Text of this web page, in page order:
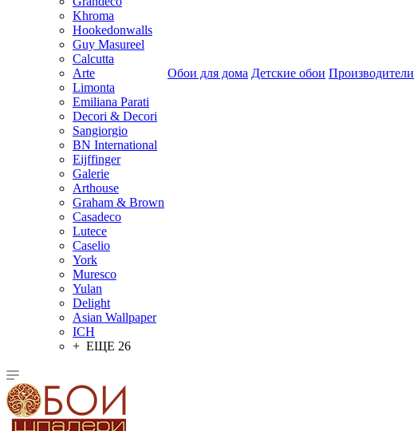
Khroma
Hookedonwalls
Guy Masureel
Calcutta
Arte
Limonta
Emiliana Parati
Decori & Decori
Sangiorgio
BN International
Eijffinger
Galerie
Arthouse
Graham & Brown
Casadeco
Lutece
Caselio
York
Muresco
Yulan
Delight
Asian Wallpaper
ICH
+ ЕЩЕ 26
Обои для дома Детские обои Производители